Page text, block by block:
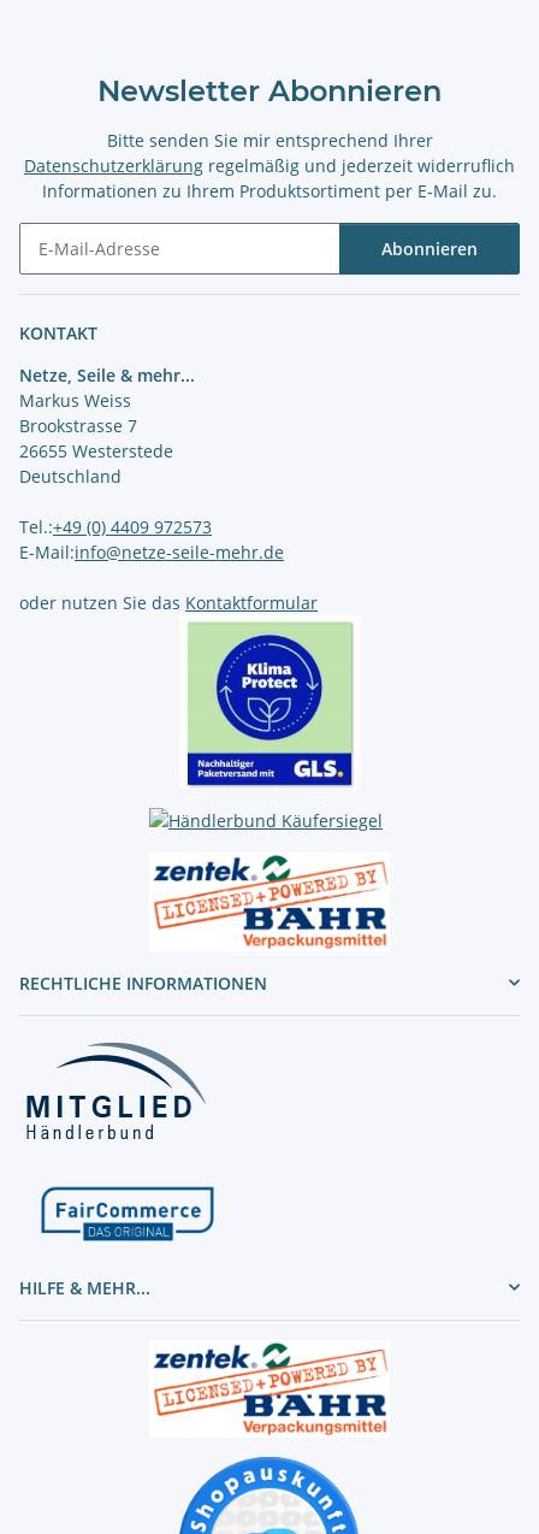
Newsletter Abonnieren
Bitte senden Sie mir entsprechend Ihrer
Datenschutzerklärung regelmäßig und jederzeit widerruflich
Informationen zu Ihrem Produktsortiment per E-Mail zu.
Abonnieren
KONTAKT
Netze, Seile & mehr...
Markus Weiss
Brookstrasse 7
26655 Westerstede
Deutschland
Tel.:+49 (0) 4409 972573
E-Mail:info@netze-seile-mehr.de
oder nutzen Sie das Kontaktformular
RECHTLICHE INFORMATIONEN
HILFE & MEHR...